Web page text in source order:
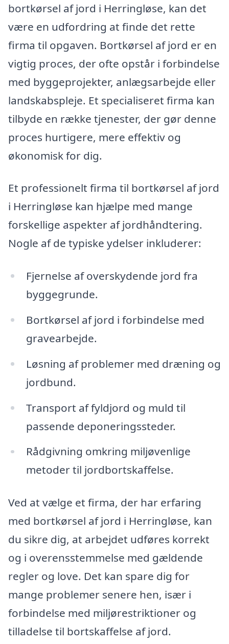
bortkørsel af jord i Herringløse, kan det
være en udfordring at finde det rette
firma til opgaven. Bortkørsel af jord er en
vigtig proces, der ofte opstår i forbindelse
med byggeprojekter, anlægsarbejde eller
landskabspleje. Et specialiseret firma kan
tilbyde en række tjenester, der gør denne
proces hurtigere, mere effektiv og
økonomisk for dig.
Et professionelt firma til bortkørsel af jord
i Herringløse kan hjælpe med mange
forskellige aspekter af jordhåndtering.
Nogle af de typiske ydelser inkluderer:
Fjernelse af overskydende jord fra
byggegrunde.
Bortkørsel af jord i forbindelse med
gravearbejde.
Løsning af problemer med dræning og
jordbund.
Transport af fyldjord og muld til
passende deponeringssteder.
Rådgivning omkring miljøvenlige
metoder til jordbortskaffelse.
Ved at vælge et firma, der har erfaring
med bortkørsel af jord i Herringløse, kan
du sikre dig, at arbejdet udføres korrekt
og i overensstemmelse med gældende
regler og love. Det kan spare dig for
mange problemer senere hen, især i
forbindelse med miljørestriktioner og
tilladelse til bortskaffelse af jord.